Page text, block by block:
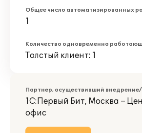
Общее число автоматизированных
1
Количество одновременно
Толстый клиент: 1
Партнер, осуществивший
1С:Первый Бит, Москва –
офис